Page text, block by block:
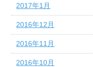
2017年1月
2016年12月
2016年11月
2016年10月